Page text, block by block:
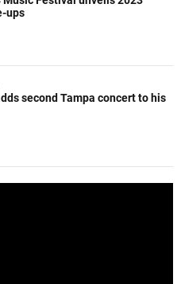
ups
second Tampa concert to his